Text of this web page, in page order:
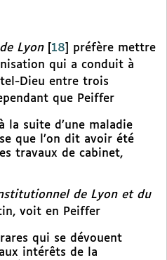
Lyon[ 18
préfère mettre
qui a conduit à
Dieu entre trois
que Peiffer
la suite d’une maladie
que l’on dit avoir été
travaux de cabinet,
de Lyon et du
voit en Peiffer
qui se dévouent
intérêts de la